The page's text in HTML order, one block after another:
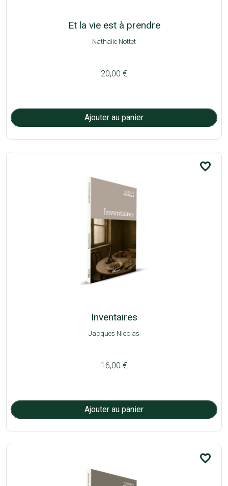
Et la vie est à prendre
Nathalie Nottet
20,00 €
favorite_border
Inventaires
Jacques Nicolas
16,00 €
favorite_border